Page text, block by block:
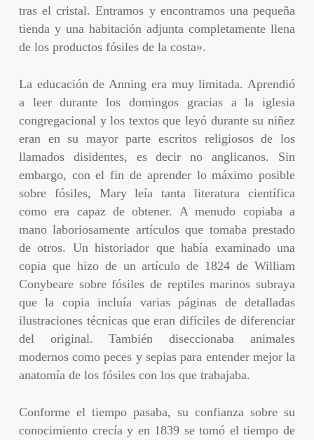
tras el cristal. Entramos y encontramos una pequeña
tienda y una habitación adjunta completamente llena
de los productos fósiles de la costa».
La educación de Anning era muy limitada. Aprendió
a leer durante los domingos gracias a la iglesia
congregacional y los textos que leyó durante su niñez
eran en su mayor parte escritos religiosos de los
llamados disidentes, es decir no anglicanos. Sin
embargo, con el fin de aprender lo máximo posible
sobre fósiles, Mary leía tanta literatura científica
como era capaz de obtener. A menudo copiaba a
mano laboriosamente artículos que tomaba prestado
de otros. Un historiador que había examinado una
copia que hizo de un artículo de 1824 de William
Conybeare sobre fósiles de reptiles marinos subraya
que la copia incluía varias páginas de detalladas
ilustraciones técnicas que eran difíciles de diferenciar
del original. También diseccionaba animales
modernos como peces y sepias para entender mejor la
anatomía de los fósiles con los que trabajaba.
Conforme el tiempo pasaba, su confianza sobre su
conocimiento crecía y en 1839 se tomó el tiempo de